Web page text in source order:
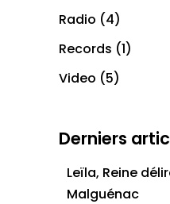
Radio (4)
Records (1)
Video (5)
Derniers
Leïla, Reine
Malguénac